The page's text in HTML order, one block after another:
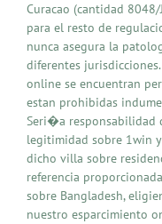
Curacao (cantidad
para el resto de
nunca asegura la
diferentes
online se encuentran
estan prohibidas
Seri�a responsabilidad
legitimidad sobre 1win
dicho villa sobre
referencia
sobre Bangladesh,
nuestro esparcimiento